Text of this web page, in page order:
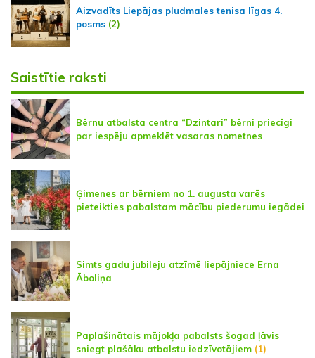
Aizvadīts Liepājas pludmales tenisa līgas 4.
posms (2)
Saistītie raksti
Bērnu atbalsta centra “Dzintari” bērni priecīgi
par iespēju apmeklēt vasaras nometnes
Ģimenes ar bērniem no 1. augusta varēs
pieteikties pabalstam mācību piederumu iegādei
Simts gadu jubileju atzīmē liepājniece Erna
Āboliņa
Paplašinātais mājokļa pabalsts šogad ļāvis
sniegt plašāku atbalstu iedzīvotājiem (1)